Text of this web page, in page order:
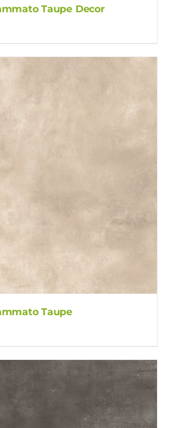
Taupe Decor
Taupe